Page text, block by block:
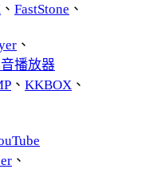
、 FastStone 、
、
播放器
、 KKBOX 、
、